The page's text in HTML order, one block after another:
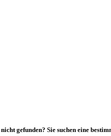
nicht gefunden? Sie suchen eine